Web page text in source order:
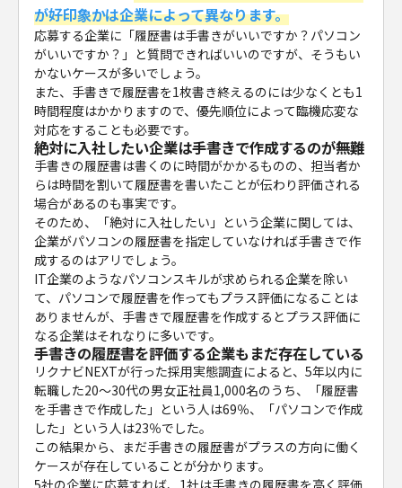
が好印象かは企業によって異なります。
応募する企業に「履歴書は手書きがいいですか？パソコン
がいいですか？」と質問できればいいのですが、そうもい
かないケースが多いでしょう。
また、手書きで履歴書を1枚書き終えるのには少なくとも1
時間程度はかかりますので、優先順位によって臨機応変な
対応をすることも必要です。
絶対に入社したい企業は手書きで作成するのが無難
手書きの履歴書は書くのに時間がかかるものの、担当者か
らは時間を割いて履歴書を書いたことが伝わり評価される
場合があるのも事実です。
そのため、「絶対に入社したい」という企業に関しては、
企業がパソコンの履歴書を指定していなければ手書きで作
成するのはアリでしょう。
IT企業のようなパソコンスキルが求められる企業を除い
て、パソコンで履歴書を作ってもプラス評価になることは
ありませんが、手書きで履歴書を作成するとプラス評価に
なる企業はそれなりに多いです。
手書きの履歴書を評価する企業もまだ存在している
リクナビNEXTが行った採用実態調査によると、5年以内に
転職した20～30代の男女正社員1,000名のうち、「履歴書
を手書きで作成した」という人は69％、「パソコンで作成
した」という人は23％でした。
この結果から、まだ手書きの履歴書がプラスの方向に働く
ケースが存在していることが分かります。